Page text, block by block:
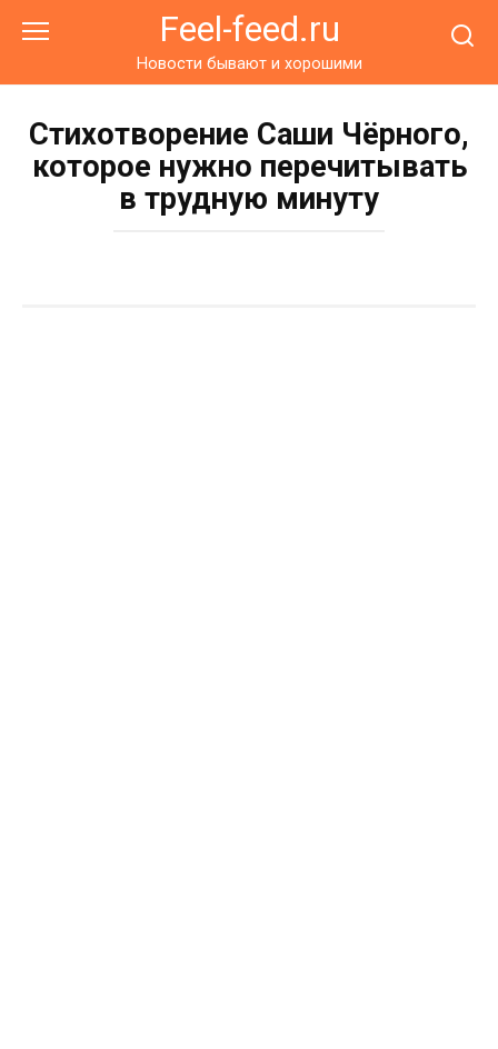
Feel-feed.ru
Новости бывают и хорошими
Стихотворение Саши Чёрного,
которое нужно перечитывать
в трудную минуту